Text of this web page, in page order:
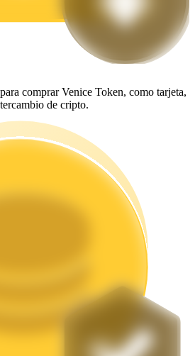
instantáneo
para comprar Venice Token, como tarjeta,
de cripto.